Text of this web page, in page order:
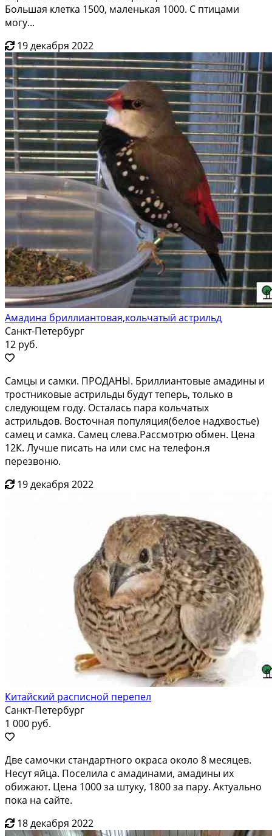
Большая клетка 1500, маленькая 1000. С птицами
могу...
19 декабря 2022
Амадина бриллиантовая,кольчатый астрильд
Санкт-Петербург
12 руб.
Самцы и самки. ПРОДАНЫ. Бриллиантовые амадины и
тростниковые астрильды будут теперь, только в
следующем году. Осталась пара кольчатых
астрильдов. Восточная популяция(белое надхвостье)
самец и самка. Самец слева.Рассмотрю обмен. Цена
12К. Лучше писать на или смс на телефон.я
перезвоню.
19 декабря 2022
Китайский расписной перепел
Санкт-Петербург
1 000 руб.
Две самочки стандартного окраса около 8 месяцев.
Несут яйца. Поселила с амадинами, амадины их
обижают. Цена 1000 за штуку, 1800 за пару. Актуально
пока на сайте.
18 декабря 2022